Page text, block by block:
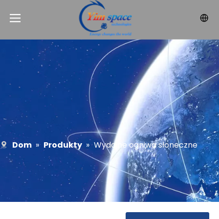
Dom » Produkty » Wydajne ogniwa słoneczne